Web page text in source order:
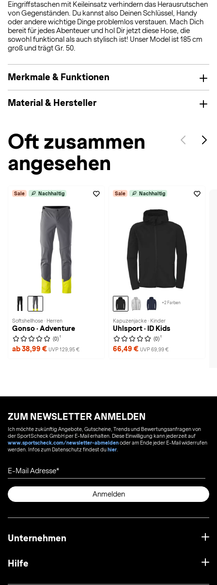
Eingriffstaschen mit Keileinsatz verhindern das Herausrutschen
von Gegenständen. Du kannst also Deinen Schlüssel, Handy
oder andere wichtige Dinge problemlos verstauen. Mach Dich
bereit für jedes Abenteuer und hol Dir jetzt diese Hose, die
sowohl funktional als auch stylisch ist! Unser Model ist 185 cm
groß und trägt Gr. 50.
Merkmale & Funktionen
Material & Hersteller
Oft zusammen
angesehen
Sale Nachhaltig
Softshellhose · Herren
Gonso · Adventure
(0) 1
ab 38,99 € UVP 129,95 €
Sale Nachhaltig
+2 Farben
Kapuzenjacke · Kinder
Uhlsport · ID Kids
(0) 1
66,49 € UVP 69,99 €
ZUM NEWSLETTER ANMELDEN
Ich möchte zukünftig Angebote, Gutscheine, Trends und Bewertungsanfragen von
der SportScheck GmbH per E-Mail erhalten. Diese Einwilligung kann jederzeit auf
www.sportscheck.com/newsletter-abmeldenoder am Ende jeder E-Mail widerrufen
werden. Infos zum Datenschutz findest duhier
E-Mail Adresse
Anmelden
Unternehmen
Hilfe